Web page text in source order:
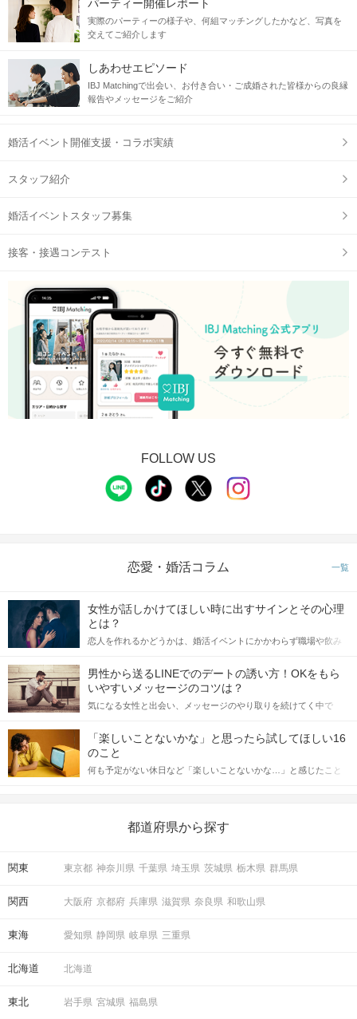
パーティー開催レポート
実際のパーティーの様子や、何組マッチングしたかなど、写真を
交えてご紹介します
しあわせエピソード
IBJ Matchingで出会い、お付き合い・ご成婚された皆様からの良縁
報告やメッセージをご紹介
婚活イベント開催支援・コラボ実績
スタッフ紹介
婚活イベントスタッフ募集
接客・接遇コンテスト
FOLLOW US
恋愛・婚活コラム 一覧
女性が話しかけてほしい時に出すサインとその心理
とは？
恋人を作れるかどうかは、婚活イベントにかかわらず職場や飲み
てアプローチできるかにも左右されます。 これから恋人作りを本
格的に始めようとしている方は、女性が異性を求めて出すサイン
をしっかりと理解し、正しい行動に移せるかどうかが重要。 この
記事では、女性が話しかけて欲しい時に出すサインとその心理を
合にどのような行動に繋げるべきかをご紹介していきます。
男性から送るLINEでのデートの誘い方！OKをもら
いやすいメッセージのコツは？
気になる女性と出会い、メッセージのやり取りを続けてく中で
しかし、中には「どう誘ったらいいの？」とお困りの男性もいら
っしゃるのではないでしょうか。 そこで今回は、男性から女性へ
送るLINEでのデートの誘い方のコツをご紹介します。例文も混じ
えながら解説するので、ぜひ参考にしてください。
「楽しいことないかな」と思ったら試してほしい16
のこと
何も予定がない休日など「楽しいことないかな…」と感じたこと
の楽しいことアイデアを集めました♪ いままさに楽しいことを探し
都道府県から探す
関東 東京都 神奈川県 千葉県 埼玉県 茨城県 栃木県 群馬県
関西 大阪府 京都府 兵庫県 滋賀県 奈良県 和歌山県
東海 愛知県 静岡県 岐阜県 三重県
北海道 北海道
東北 岩手県 宮城県 福島県